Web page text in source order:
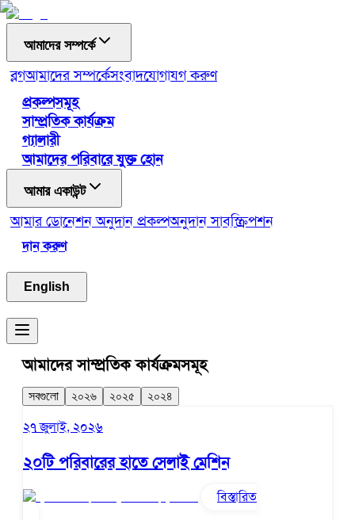
আমাদের সম্পর্কে
ব্লগআমাদের সম্পর্কেসংবাদযোগাযগ করুণ
প্রকল্পসমূহ
সাম্প্রতিক কার্যক্রম
গ্যালারী
আমাদের পরিবারে যুক্ত হোন
আমার একাউন্ট
আমার ডোনেশনঅনুদান প্রকল্পঅনুদান সাবস্ক্রিপশন
দান করুণ
English
আমাদের সাম্প্রতিক কার্যক্রমসমূহ
সবগুলো ২০২৬ ২০২৫ ২০২৪
২৭ জুলাই, ২০২৬
২০টি পরিবারের হাতে সেলাই মেশিন
বিস্তারিত